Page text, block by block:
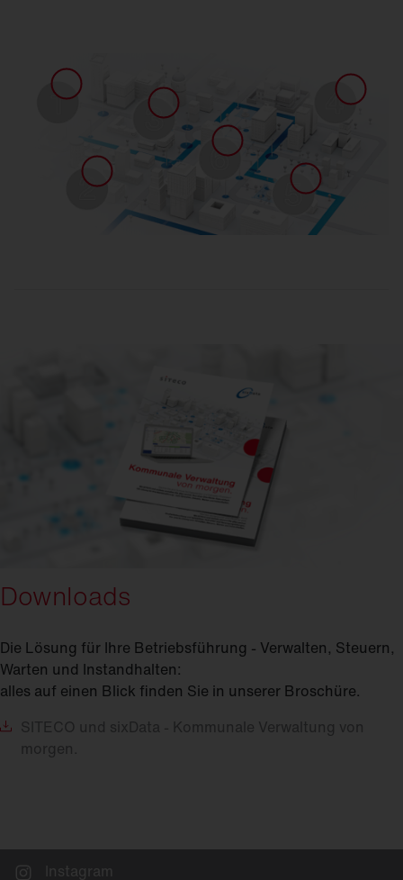
Downloads
Die Lösung für Ihre Betriebsführung - Verwalten, Steuern,
Warten und Instandhalten:
alles auf einen Blick finden Sie in unserer Broschüre.
SITECO und sixData - Kommunale Verwaltung von
morgen.
Instagram